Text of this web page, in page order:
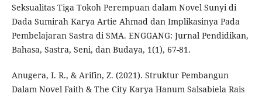
Seksualitas Tiga Tokoh Perempuan dalam Novel Sunyi di
Dada Sumirah Karya Artie Ahmad dan Implikasinya Pada
Pembelajaran Sastra di SMA. ENGGANG: Jurnal Pendidikan,
Bahasa, Sastra, Seni, dan Budaya, 1(1), 67-81.
Anugera, I. R., & Arifin, Z. (2021). Struktur Pembangun
Dalam Novel Faith & The City Karya Hanum Salsabiela Rais